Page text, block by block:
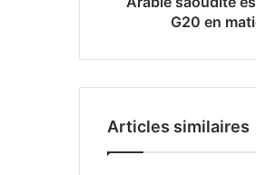
t
t
e
G20 en
Articles similaires